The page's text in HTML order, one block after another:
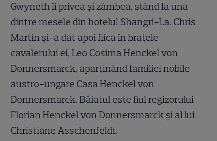
Gwyneth îi privea și zâmbea, stând la una
dintre mesele din hotelul Shangri-La. Chris
Martin și-a dat apoi fiica în brațele
cavalerului ei, Leo Cosima Henckel von
Donnersmarck, aparținând familiei nobile
austro-ungare Casa Henckel von
Donnersmarck. Băiatul este fiul regizorului
Florian Henckel von Donnersmarck și al lui
Christiane Asschenfeldt.